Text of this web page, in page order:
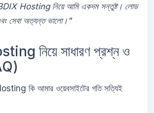
Hosting নিয়ে আমি একদম সন্তুষ্ট। লোড
সেবা অত্যন্ত ভালো।"
নিয়ে সাধারণ প্রশ্ন ও
কি আমার ওয়েবসাইটের গতি সত্যিই